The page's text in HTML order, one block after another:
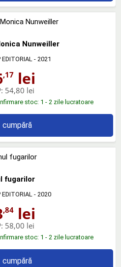
Nunweiller
- 2021
,17 lei
54,80 lei
stoc: 1 - 2 zile lucratoare
cumpără
fugarilor
EDITORIAL- 2020
,84 lei
58,00 lei
stoc: 1 - 2 zile lucratoare
cumpără